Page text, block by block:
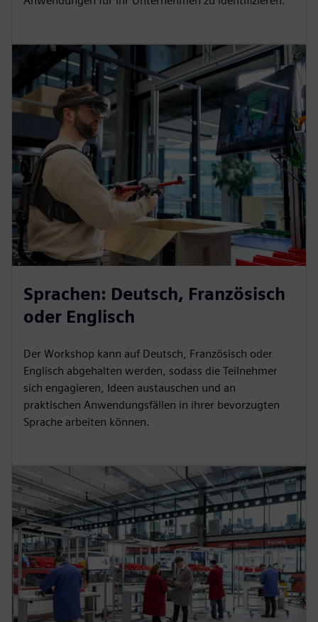
Sprachen: Deutsch, Französisch
oder Englisch
Der Workshop kann auf Deutsch, Französisch oder
Englisch abgehalten werden, sodass die Teilnehmer
sich engagieren, Ideen austauschen und an
praktischen Anwendungsfällen in ihrer bevorzugten
Sprache arbeiten können.